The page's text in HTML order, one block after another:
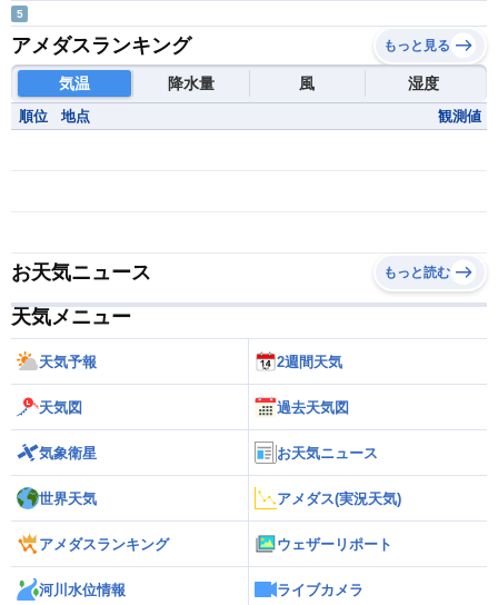
5
アメダスランキング もっと見る
気温 降水量 風 湿度
順位 地点 観測値
お天気ニュース もっと読む
天気メニュー
天気予報 2週間天気
天気図 過去天気図
気象衛星 お天気ニュース
世界天気 アメダス(実況天気)
アメダスランキング ウェザーリポート
河川水位情報 ライブカメラ